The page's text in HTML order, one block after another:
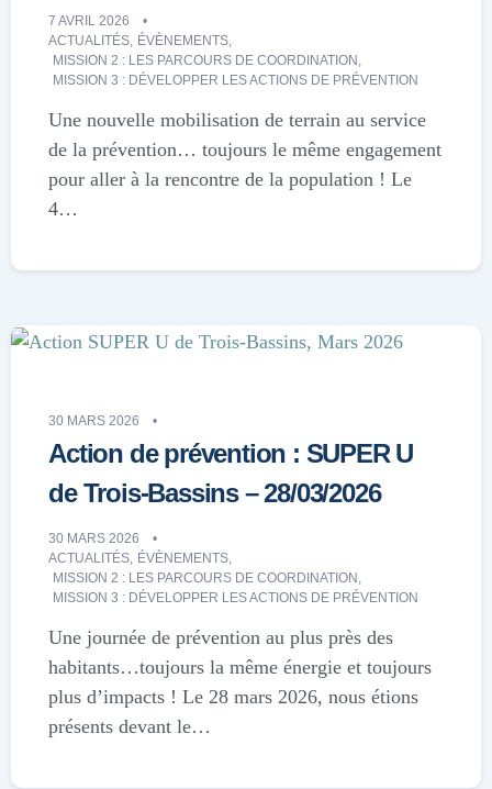
7 AVRIL 2026
ACTUALITÉS ÉVÈNEMENTS
MISSION 2 : LES PARCOURS DE COORDINATION
MISSION 3 : DÉVELOPPER LES ACTIONS DE PRÉVENTION
Une nouvelle mobilisation de terrain au service
de la prévention… toujours le même engagement
pour aller à la rencontre de la population ! Le
4…
30 MARS 2026
Action de prévention : SUPER U
de Trois-Bassins – 28/03/2026
30 MARS 2026
ACTUALITÉS ÉVÈNEMENTS
MISSION 2 : LES PARCOURS DE COORDINATION
MISSION 3 : DÉVELOPPER LES ACTIONS DE PRÉVENTION
Une journée de prévention au plus près des
habitants…toujours la même énergie et toujours
plus d’impacts ! Le 28 mars 2026, nous étions
présents devant le…